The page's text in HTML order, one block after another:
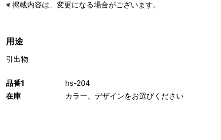
品番1
hs-204
在庫
カラー、デザインをお選びください
※ 掲載内容は、変更になる場合がございます。
用途
引出物